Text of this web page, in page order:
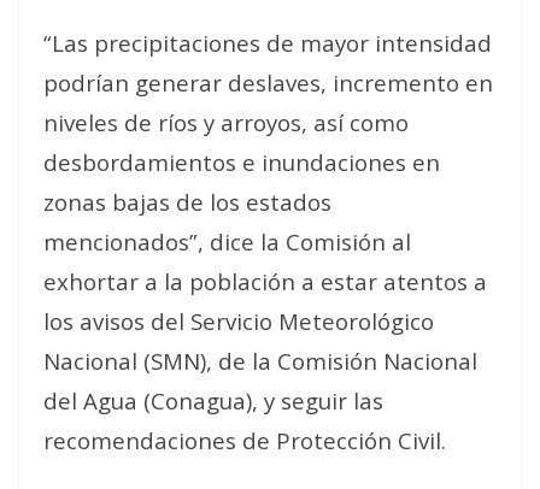
“Las precipitaciones de mayor intensidad
podrían generar deslaves, incremento en
niveles de ríos y arroyos, así como
desbordamientos e inundaciones en
zonas bajas de los estados
mencionados”, dice la Comisión al
exhortar a la población a estar atentos a
los avisos del Servicio Meteorológico
Nacional (SMN), de la Comisión Nacional
del Agua (Conagua), y seguir las
recomendaciones de Protección Civil.